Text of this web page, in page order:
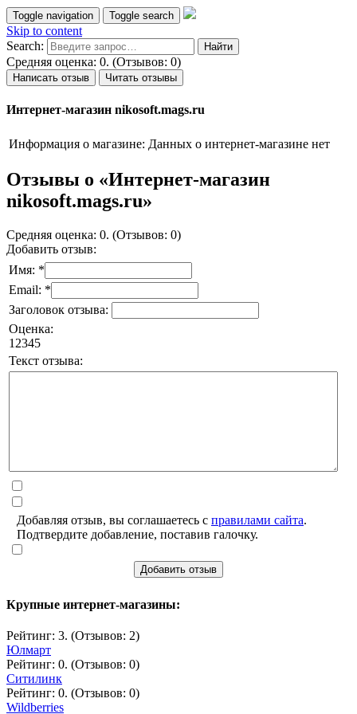
Toggle navigation Toggle search
Skip to content
Search:
Средняя оценка: 0. (Отзывов: 0)
Написать отзыв Читать отзывы
Интернет-магазин nikosoft.mags.ru
Информация о магазине: Данных о интернет-магазине нет
Отзывы о «Интернет-магазин
nikosoft.mags.ru»
Средняя оценка: 0. (Отзывов: 0)
Добавить отзыв:
Имя: *
Email: *
Заголовок отзыва:
Оценка:
1 2345
Текст отзыва:
Добавляя отзыв, вы соглашаетесь с правилами сайта.
Подтвердите добавление, поставив галочку.
Добавить отзыв
Крупные интернет-магазины:
Рейтинг: 3. (Отзывов: 2)
Юлмарт
Рейтинг: 0. (Отзывов: 0)
Ситилинк
Рейтинг: 0. (Отзывов: 0)
Wildberries